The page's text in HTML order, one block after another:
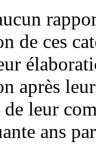
de ces
après
leur
ans